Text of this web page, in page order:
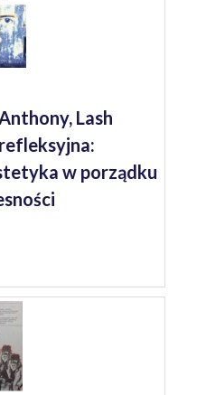
Lash
w porządku